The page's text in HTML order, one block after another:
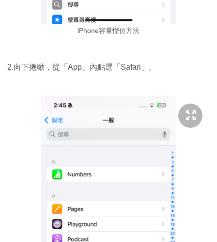
iPhone容量慳位方法
2.向下捲動，從「App」內點選「Safari」。